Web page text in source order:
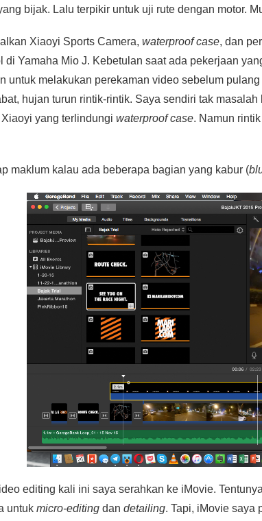
bijak. Lalu terpikir untuk uji rute dengan motor.
Xiaoyi Sports Camera, waterproof case, dan
di Yamaha Mio J. Kebetulan saat ada pekerjaan
untuk melakukan perekaman video sebelum
hujan turun rintik-rintik. Saya sendiri tak
yang terlindungi waterproof case. Namun
maklum kalau ada beberapa bagian yang kabur (
editing kali ini saya serahkan ke iMovie.
untuk micro-editing dan detailing. Tapi, iMovie saya